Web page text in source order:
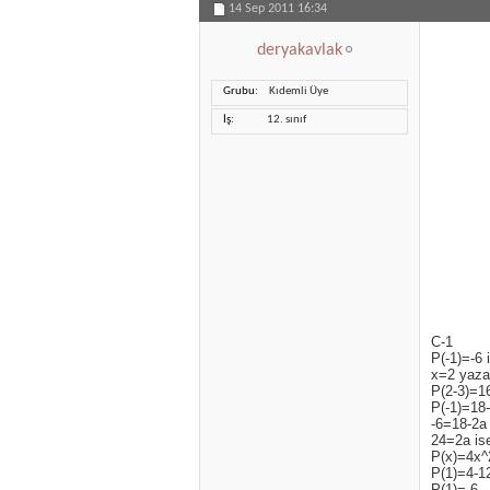
14 Sep 2011 16:34
deryakavlak
Grubu Kıdemli Üye
İş 12. sınıf
C-1
P(-1)=-6
x=2
P(2-
P(-
-6=18-2a
24=2a
P(1)=4-